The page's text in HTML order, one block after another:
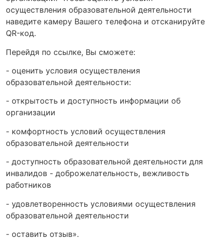
осуществления образовательной деятельности
наведите камеру Вашего телефона и отсканируйте
QR-код.
Перейдя по ссылке, Вы сможете:
- оценить условия осуществления
образовательной деятельности:
- открытость и доступность информации об
организации
- комфортность условий осуществления
образовательной деятельности
- доступность образовательной деятельности для
инвалидов - доброжелательность, вежливость
работников
- удовлетворенность условиями осуществления
образовательной деятельности
- оставить отзыв».